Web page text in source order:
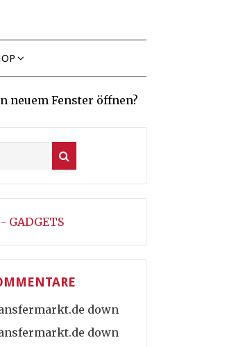
neuem Fenster öffnen?
GADGETS
down
down